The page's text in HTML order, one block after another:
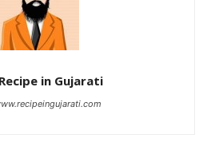
in Gujarati